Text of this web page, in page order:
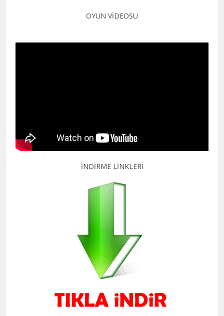
OYUN VİDEOSU
İNDİRME LİNKLERİ